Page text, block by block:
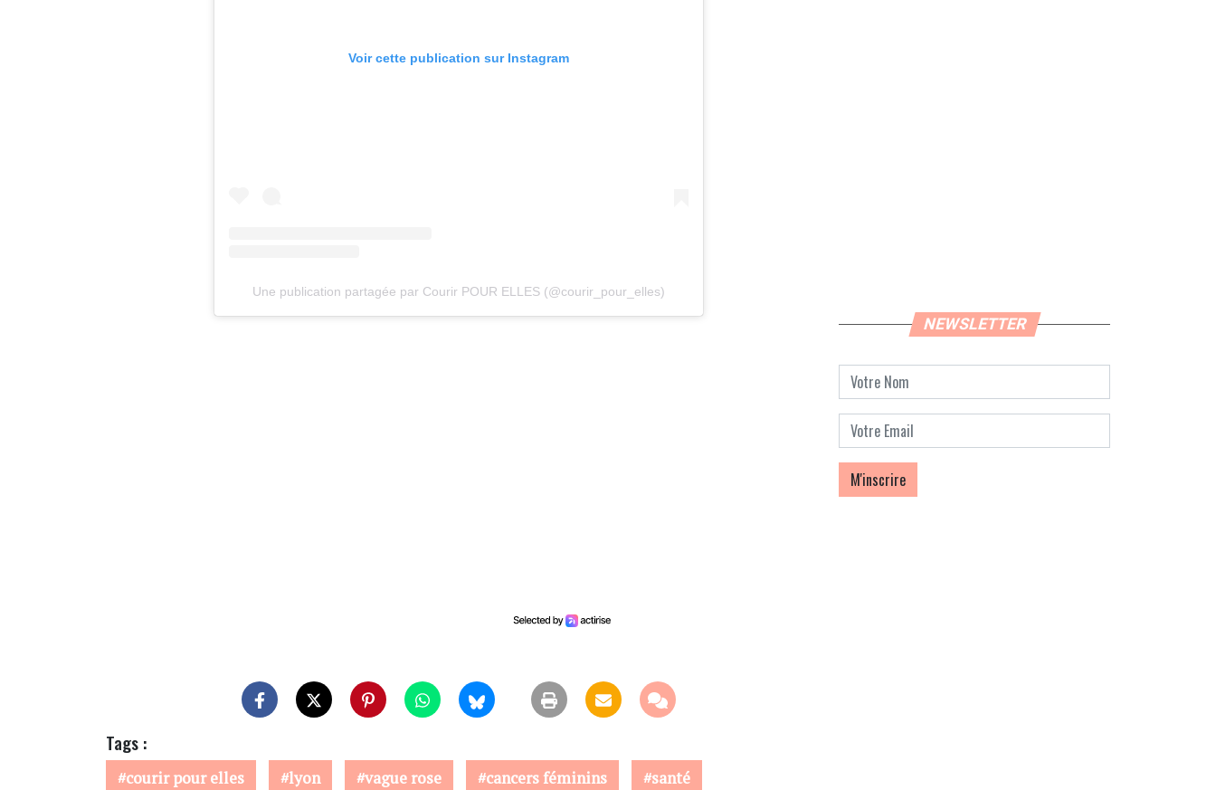
Voir cette publication sur Instagram
Une publication partagée par Courir POUR ELLES (@courir_pour_elles)
Tags :
courir pour elles lyon vague rose cancers féminins
santé
NEWSLETTER